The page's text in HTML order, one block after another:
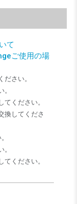
て
ご使用の場
さい。
ください。
換してくださ
ください。